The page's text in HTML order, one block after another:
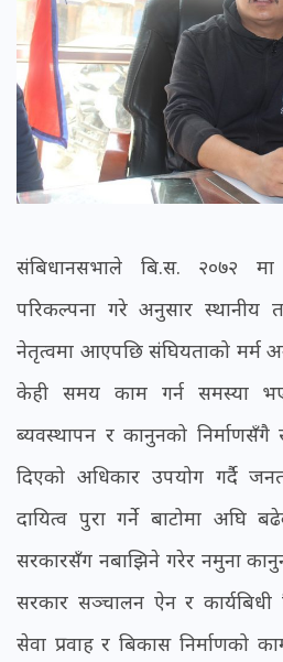
संबिधानसभाले बि.स. २०७२
परिकल्पना गरे अनुसार स्थानीय
नेतृत्वमा आएपछि संघियताको मर्म
केही समय काम गर्न समस्या
ब्यवस्थापन र कानुनको निर्माणसँगै
दिएको अधिकार उपयोग गर्दै
दायित्व पुरा गर्ने बाटोमा अघि
सरकारसँग नबाझिने गरेर नमुना
सरकार सञ्चालन ऐन र कार्यबिधी
सेवा प्रवाह र बिकास निर्माणको